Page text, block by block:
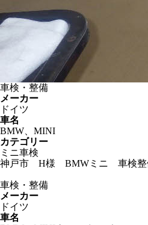
車検・整備
メーカー
ドイツ
車名
BMW、MINI
カテゴリー
ミニ車検
神戸市 H様 BMWミニ 車検整備
車検・整備
メーカー
ドイツ
車名